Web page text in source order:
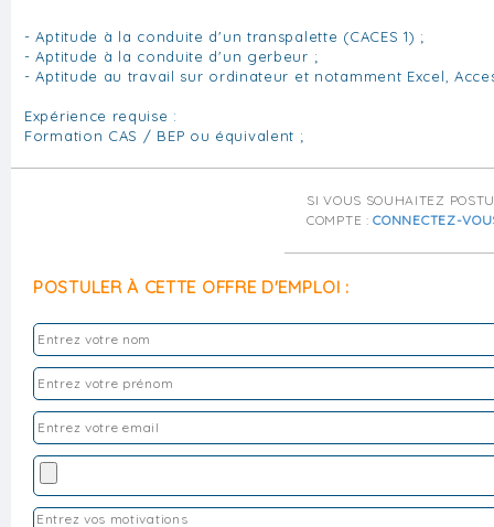
- Aptitude à la conduite d'un transpalette (CACES 1) ;
- Aptitude à la conduite d'un gerbeur ;
- Aptitude au travail sur ordinateur et notamment Excel,
Expérience requise :
Formation CAS / BEP ou équivalent ;
SI VOUS SOUHAITEZ
COMPTE :CONNECTEZ-
POSTULER À CETTE OFFRE D'EMPLOI :